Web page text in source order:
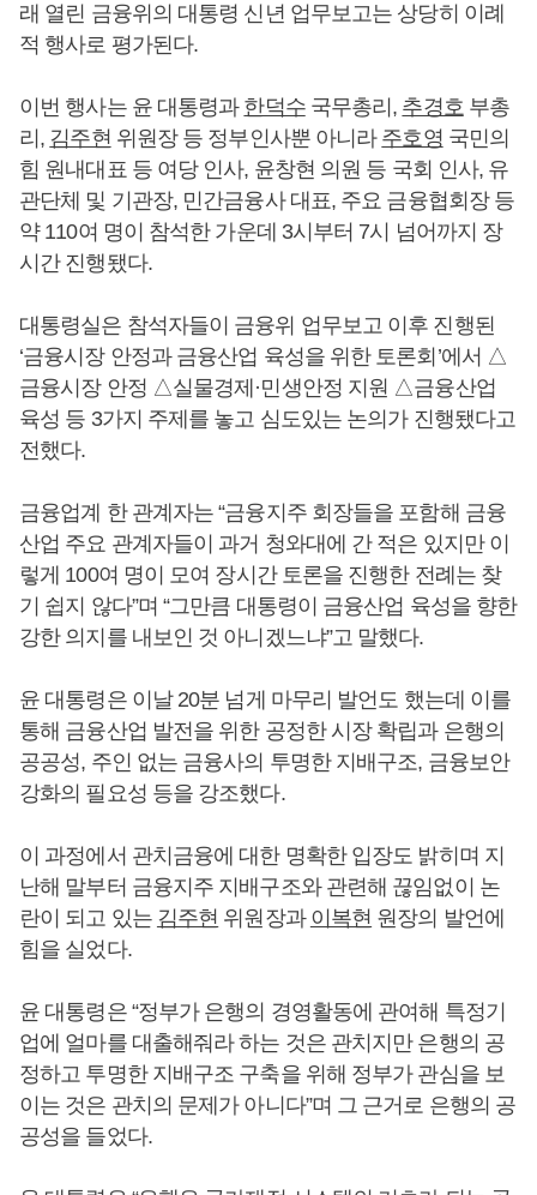
래 열린 금융위의 대통령 신년 업무보고는 상당히 이례
적 행사로 평가된다.
이번 행사는 윤 대통령과 한덕수국무총리, 추경호부총
리, 김주현 위원장 등 정부인사뿐 아니라 주호영 국민의
힘 원내대표 등 여당 인사, 윤창현 의원 등 국회 인사, 유
관단체 및 기관장, 민간금융사 대표, 주요 금융협회장 등
약 110여 명이 참석한 가운데 3시부터 7시 넘어까지 장
시간 진행됐다.
대통령실은 참석자들이 금융위 업무보고 이후 진행된
‘금융시장 안정과 금융산업 육성을 위한 토론회’에서 △
금융시장 안정 △실물경제·민생안정 지원 △금융산업
육성 등 3가지 주제를 놓고 심도있는 논의가 진행됐다고
전했다.
금융업계 한 관계자는 “금융지주 회장들을 포함해 금융
산업 주요 관계자들이 과거 청와대에 간 적은 있지만 이
렇게 100여 명이 모여 장시간 토론을 진행한 전례는 찾
기 쉽지 않다”며 “그만큼 대통령이 금융산업 육성을 향한
강한 의지를 내보인 것 아니겠느냐”고 말했다.
윤 대통령은 이날 20분 넘게 마무리 발언도 했는데 이를
통해 금융산업 발전을 위한 공정한 시장 확립과 은행의
공공성, 주인 없는 금융사의 투명한 지배구조, 금융보안
강화의 필요성 등을 강조했다.
이 과정에서 관치금융에 대한 명확한 입장도 밝히며 지
난해 말부터 금융지주 지배구조와 관련해 끊임없이 논
란이 되고 있는 김주현 위원장과 이복현 원장의 발언에
힘을 실었다.
윤 대통령은 “정부가 은행의 경영활동에 관여해 특정기
업에 얼마를 대출해줘라 하는 것은 관치지만 은행의 공
정하고 투명한 지배구조 구축을 위해 정부가 관심을 보
이는 것은 관치의 문제가 아니다”며 그 근거로 은행의 공
공성을 들었다.